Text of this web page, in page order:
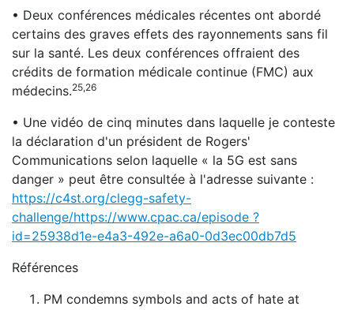
• Deux conférences médicales récentes ont abordé
certains des graves effets des rayonnements sans fil
sur la santé. Les deux conférences offraient des
crédits de formation médicale continue (FMC) aux
médecins.25,26
• Une vidéo de cinq minutes dans laquelle je conteste
la déclaration d'un président de Rogers'
Communications selon laquelle « la 5G est sans
danger » peut être consultée à l'adresse suivante :
https://c4st.org/clegg-safety-
challenge/https://www.cpac.ca/episode ?
id=25938d1e-e4a3-492e-a6a0-0d3ec00db7d5
Références
PM condemns symbols and acts of hate at